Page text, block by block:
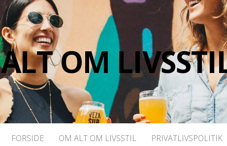
ALT OM
FORSIDE OM ALT OM LIVSSTIL PRIVATLIVSPOLITIK